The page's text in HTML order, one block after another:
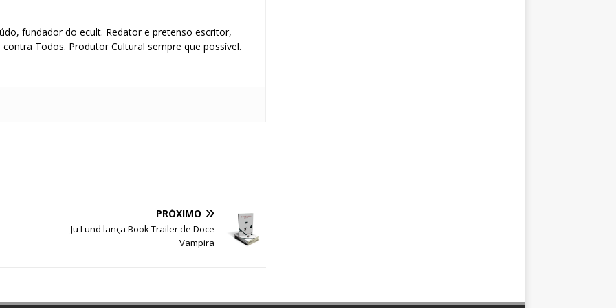
fundador do ecult. Redator e pretenso escritor,
Todos. Produtor Cultural sempre que possível.
PRÓXIMO
Ju Lund lança Book Trailer de Doce
Vampira